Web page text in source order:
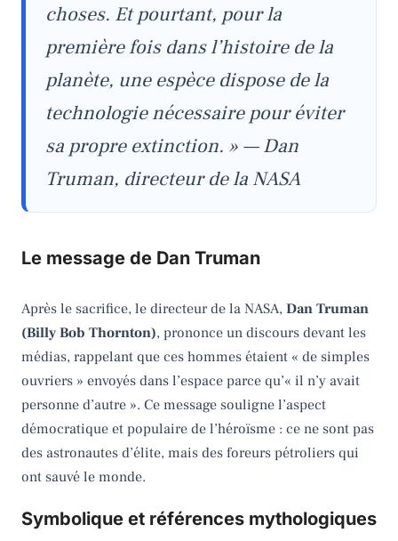
choses. Et pourtant, pour la
première fois dans l’histoire de la
planète, une espèce dispose de la
technologie nécessaire pour éviter
sa propre extinction. » — Dan
Truman, directeur de la NASA
Le message de Dan Truman
Après le sacrifice, le directeur de la NASA, Dan Truman
(Billy Bob Thornton), prononce un discours devant les
médias, rappelant que ces hommes étaient « de simples
ouvriers » envoyés dans l’espace parce qu’« il n’y avait
personne d’autre ». Ce message souligne l’aspect
démocratique et populaire de l’héroïsme : ce ne sont pas
des astronautes d’élite, mais des foreurs pétroliers qui
ont sauvé le monde.
Symbolique et références mythologiques